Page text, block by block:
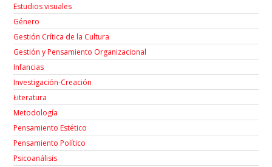
Estudios visuales
Género
Gestión Crítica de la Cultura
Gestión y Pensamiento Organizacional
Infancias
Investigación-Creación
Łiteratura
Metodología
Pensamiento Estético
Pensamiento Político
Psicoanálisis